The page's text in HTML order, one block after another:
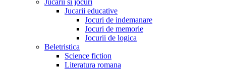
Jucarii si jocuri
Jucarii educative
Jocuri de indemanare
Jocuri de memorie
Jocurii de logica
Beletristica
Science fiction
Literatura romana